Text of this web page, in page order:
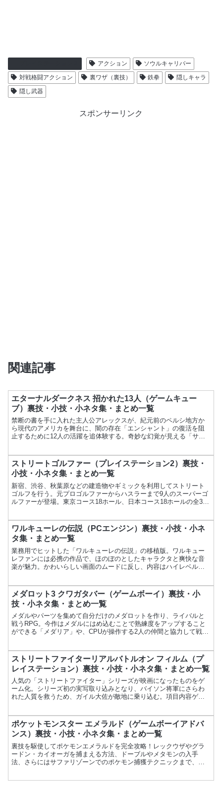
アクション
ソウルキャリバー
対戦格闘アクション
裏ワザ（裏技） 鉄拳
隠しキャラ
隠し武器
スポンサーリンク
関連記事
エターナルダークネス 招かれた13人（ゲームキュー
ブ）裏技・小技・小ネタ集・まとめ一覧
禁断の書を手に入れた主人公アレックスが、紀元前のペルシ地方か
ら現代のアメリカを舞台に、闇の存在「エンシャント」の復活を阻
止するために12人の活躍を追体験する。奇妙な幻覚が見える「サニ
ストリートゴルファー（プレイステーション2）裏技・
小技・小ネタ集・まとめ一覧
新宿、渋谷、秋葉原などの建造物やギミックを利用してストリート
ゴルフを行う。元プロゴルファーからハスラーまで9人のスーパーゴ
ルファーが登場。東京コース18ホール、日本コース18ホールの全36
ワルキューレの伝説（PCエンジン）裏技・小技・小ネ
タ集・まとめ一覧
業務用でヒットした「ワルキューレの伝説」の移植版。ワルキュー
レファンには必携の作品で、ほのぼのとしたキャラクタと爽快な音
楽が魅力。かわいらしい画面のムードに反し、内容はハイレベルに
メダロット3 クワガタバー（ゲームボーイ）裏技・小
技・小ネタ集・まとめ一覧
メダルやパーツを集めて自分だけのメダロットを作り、ライバルと
戦うRPG。今作はメダルにはめ込むことで熟練度をアップすること
ができる「メダリア」や、CPUが操作する2人の仲間と協力して戦う
ストリートファイターリアルバトルオン フィルム（プ
レイステーション）裏技・小技・小ネタ集・まとめ一覧
人気の「ストリートファイター」シリーズが映画になったものをゲ
ーム化。シリーズ初の実写取り込みとなり、バイソン将軍にさらわ
れた人質を救うため、ガイル大佐が敵地に乗り込む。項目内容ゲー
ポケットモンスター エメラルド（ゲームボーイアドバ
ンス）裏技・小技・小ネタ集・まとめ一覧
裏技を駆使してポケモンエメラルドを完全攻略！レックウザやグラ
ードン・カイオーガを捕まえる方法、ドーブルやメタモンの入手
法、さらにはサファリゾーンでのポケモン捕獲テクニックまで、役